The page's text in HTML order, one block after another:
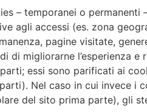
– temporanei o
agli accessi (es. zona
pagine visitate,
migliorarne l’esperienza
essi sono parificati ai
Nel caso in cui invece
del sito prima parte), gli